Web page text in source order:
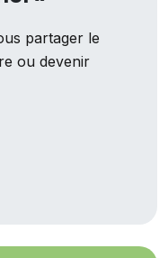
partager le
ou devenir